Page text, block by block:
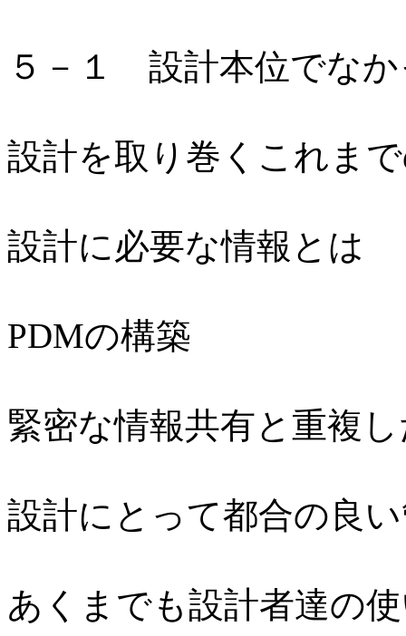
５－１ 設計本位でなか
設計を取り巻くこれま
設計に必要な情報とは
PDMの構築
緊密な情報共有と重複
設計にとって都合の良
あくまでも設計者達の